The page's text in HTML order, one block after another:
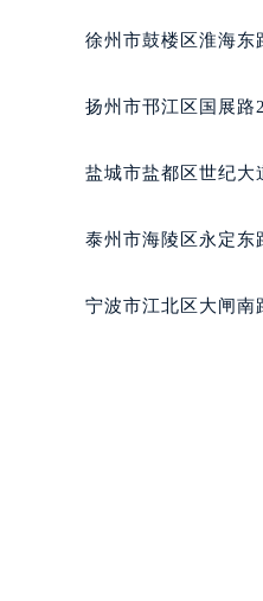
无
苏
南
泉
烟
长
贵
昆
石
西
海
唐
台
徐州市鼓楼区淮海东
扬州市邗江区国展路
盐城市盐都区世纪大
泰州市海陵区永定东
宁波市江北区大闸南